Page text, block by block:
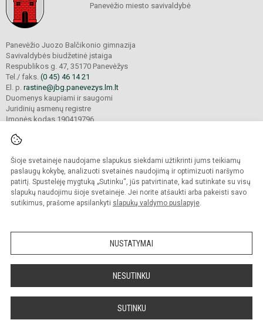
Šioje svetainėje naudojame slapukus siekdami užtikrinti jums teikiamų
paslaugų kokybę, analizuoti svetainės naudojimą ir optimizuoti naršymo
patirtį. Spustelėję mygtuką „Sutinku“, jūs patvirtinate, kad sutinkate su visų
slapukų naudojimu šioje svetainėje. Jei norite atšaukti arba pakeisti savo
sutikimus, prašome apsilankyti slapukų valdymo puslapyje.
NUSTATYMAI
NESUTINKU
SUTINKU
Panevėžio miesto savivaldybė
Panevėžio Juozo Balčikonio gimnazija
Savivaldybės biudžetinė įstaiga
Respublikos g. 47, 35170 Panevėžys
Tel./ faks. (0 45) 46 14 21
El. p. rastine@jbg.panevezys.lm.lt
Duomenys kaupiami ir saugomi
Juridinių asmenų registre
Įmonės kodas 190419796
© 2026. Panevėžio Juozo Balčikonio gimnazija. Visos teisės saugomos.
Kopijuoti turinį be raštiško gimnazijos sutikimo griežtai draudžiama.
Prieinamumo paraiška Slapukų politika
Sumanus būdas atnaujinti